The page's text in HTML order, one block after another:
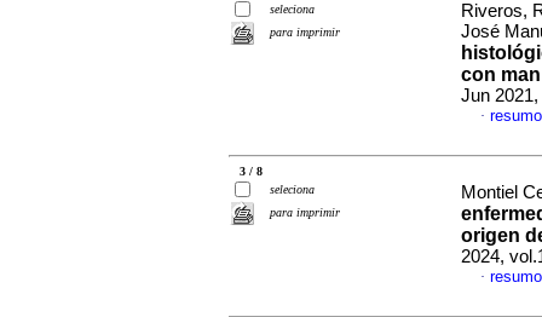
seleciona
para imprimir
Riveros,
José
con
Jun
·
3 / 8
seleciona
para imprimir
Montiel
origen
2024,
·